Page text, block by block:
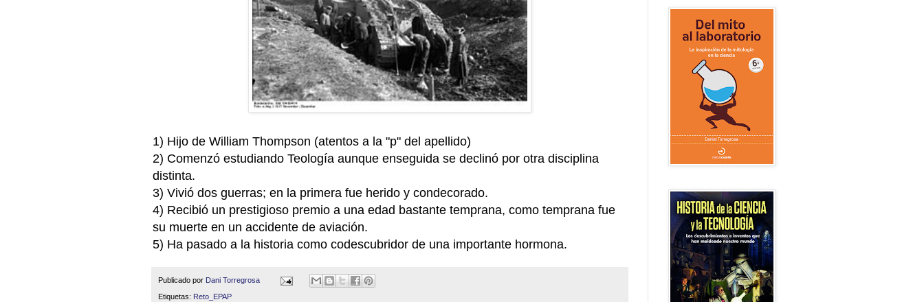
1) Hijo de William Thompson (atentos a la "p" del apellido)
2) Comenzó estudiando Teología aunque enseguida se declinó por otra disciplina
distinta.
3) Vivió dos guerras; en la primera fue herido y condecorado.
4) Recibió un prestigioso premio a una edad bastante temprana, como temprana fue
su muerte en un accidente de aviación.
5) Ha pasado a la historia como codescubridor de una importante hormona.
Publicado por Dani Torregrosa
Etiquetas: Reto_EPAP